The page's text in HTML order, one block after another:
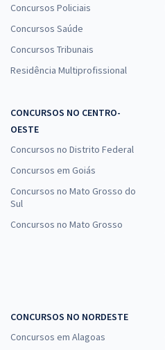
Concursos Policiais
Concursos Saúde
Concursos Tribunais
Residência Multiprofissional
CONCURSOS NO CENTRO-
OESTE
Concursos no Distrito Federal
Concursos em Goiás
Concursos no Mato Grosso do
Sul
Concursos no Mato Grosso
CONCURSOS NO NORDESTE
Concursos em Alagoas